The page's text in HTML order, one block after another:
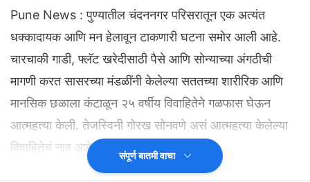
Pune News : पुण्यातील चंदननगर परिसरातून एक अत्यंत
धक्कादायक आणि मन हेलावून टाकणारी घटना समोर आली आहे.
चारचाकी गाडी, फ्लॅट खरेदीसाठी पैसे आणि सोन्याच्या अंगठीची
मागणी करत सासरच्या मंडळींनी केलेल्या सततच्या शारीरिक आणि
मानसिक छळाला कंटाळून २५ वर्षीय विवाहितेने गळफास घेऊन
आत्महत्या केली. तेजस्विनी गोरख सोनवणे असं आत्महत्या केलेल्या
विवाहितेचं नाव आहे.
संपूर्ण बातमी वाचा